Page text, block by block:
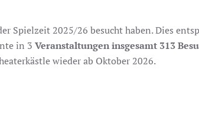
Spielzeit 2025/26 besucht haben. Dies
in 3 Veranstaltungen insgesamt 313
wieder ab Oktober 2026.